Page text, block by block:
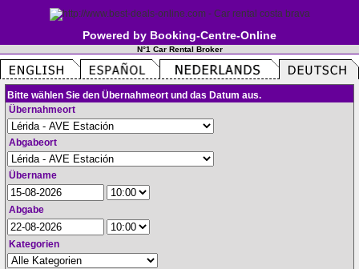
Powered by Booking-Centre-Online
N°1 Car Rental Broker
Bitte wählen Sie den Übernahmeort und das Datum aus.
Übernahmeort
Abgabeort
Übername
Abgabe
Kategorien